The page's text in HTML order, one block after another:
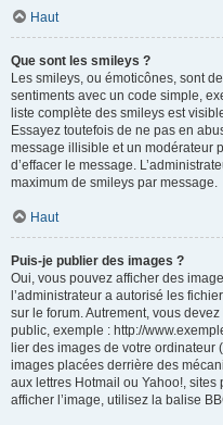
Haut
Que sont les smileys ?
Les smileys, ou émoticônes, sont
sentiments avec un code simple,
liste complète des smileys est
Essayez toutefois de ne pas en
message illisible et un modérateur
d’effacer le message.
maximum de smileys par message.
Haut
Puis-je publier des images ?
Oui, vous pouvez afficher des
l’administrateur a autorisé les
sur le forum. Autrement, vous
public, exemple : http://
lier des images de votre ordinateur
images placées derrière des
aux lettres Hotmail ou Yahoo!,
afficher l’image, utilisez la balise